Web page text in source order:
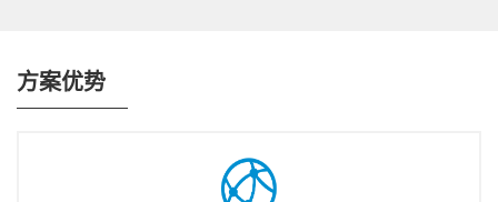
方案优势